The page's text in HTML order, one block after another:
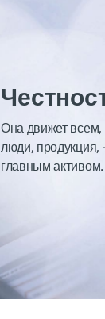
Она движет
люди, продукция,
главным активом.